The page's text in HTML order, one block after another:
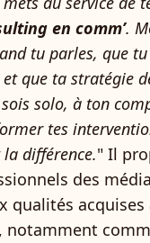
en comm’.
tu parles, que
que ta stratégie
solo, à ton
tes
différence." Il
des
qualités acquises
notamment